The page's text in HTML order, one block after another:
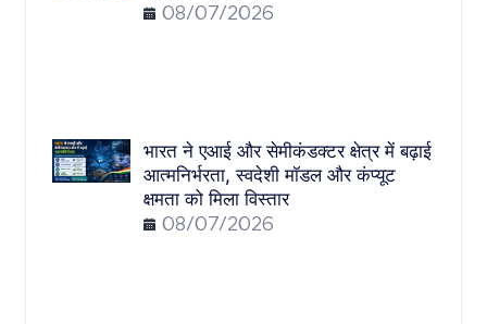
08/07/2026
भारत ने एआई और सेमीकंडक्टर क्षेत्र में बढ़ाई
आत्मनिर्भरता, स्वदेशी मॉडल और कंप्यूट
क्षमता को मिला विस्तार
08/07/2026